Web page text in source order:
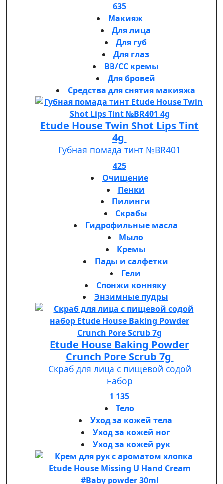
635
Макияж
Для лица
Для губ
Для глаз
BB/CC кремы
Для бровей
Средства для снятия макияжа
Etude House Twin Shot Lips Tint
4g
Губная помада тинт №BR401
425
Очищение
Пенки
Пилинги
Скрабы
Гидрофильные масла
Мыло
Кремы
Пады и салфетки
Гели
Спонжи конняку
Энзимные пудры
Etude House Baking Powder
Crunch Pore Scrub 7g
Скраб для лица с пищевой содой
набор
1 135
Тело
Уход за кожей тела
Уход за кожей ног
Уход за кожей рук